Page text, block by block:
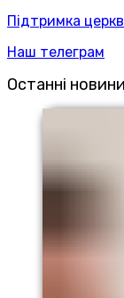
Підтримка
Наш телеграм
Останні новини